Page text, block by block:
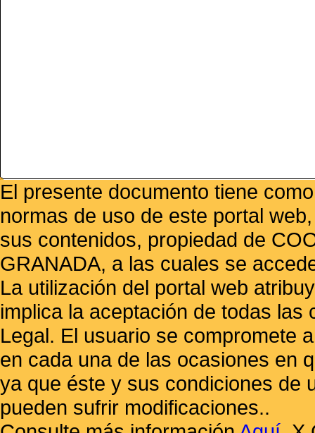
El presente documento tiene
normas de uso de este portal
sus contenidos, propiedad de
GRANADA, a las cuales se
La utilización del portal web
implica la aceptación de todas
Legal. El usuario se compromete
en cada una de las ocasiones en
ya que éste y sus condiciones de
pueden sufrir modificaciones..